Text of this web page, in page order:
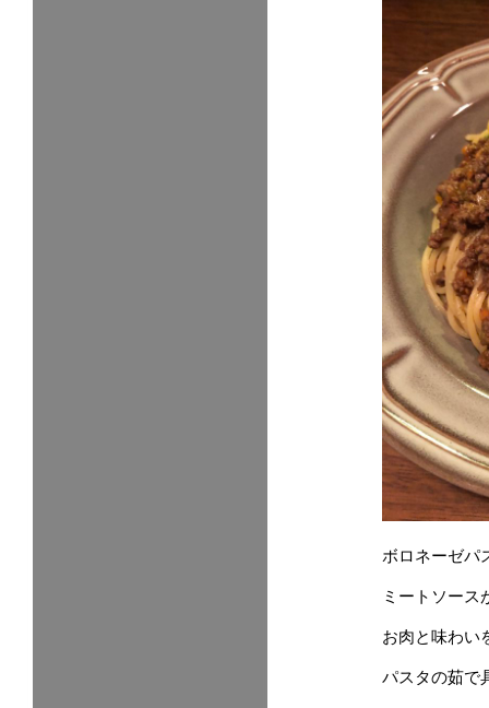
ボロネーゼパ
ミートソース
お肉と味わい
パスタの茹で